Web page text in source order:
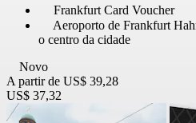
Frankfurt Card Voucher
Aeroporto de Frankfurt
o centro da cidade
Novo
A partir de US$ 39,28
US$ 37,32